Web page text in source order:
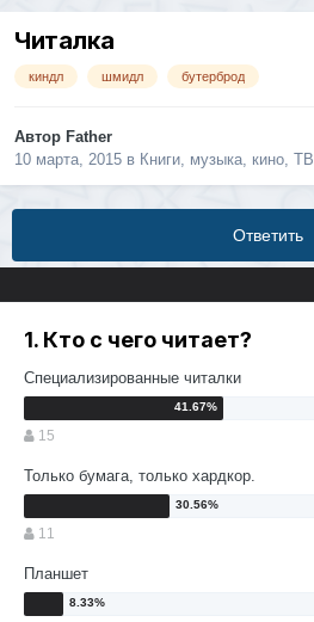
Читалка
киндл шмидл бутерброд
Автор Father
10 марта, 2015 в Книги, музыка, кино, ТВ
Ответить
1. Кто с чего читает?
Специализированные читалки
15
Только бумага, только хардкор.
11
Планшет